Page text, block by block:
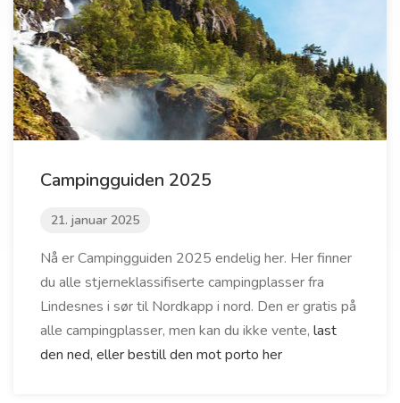
Campingguiden 2025
21. januar 2025
Nå er Campingguiden 2025 endelig her. Her finner
du alle stjerneklassifiserte campingplasser fra
Lindesnes i sør til Nordkapp i nord. Den er gratis på
alle campingplasser, men kan du ikke vente, last
den ned, eller bestill den mot porto her